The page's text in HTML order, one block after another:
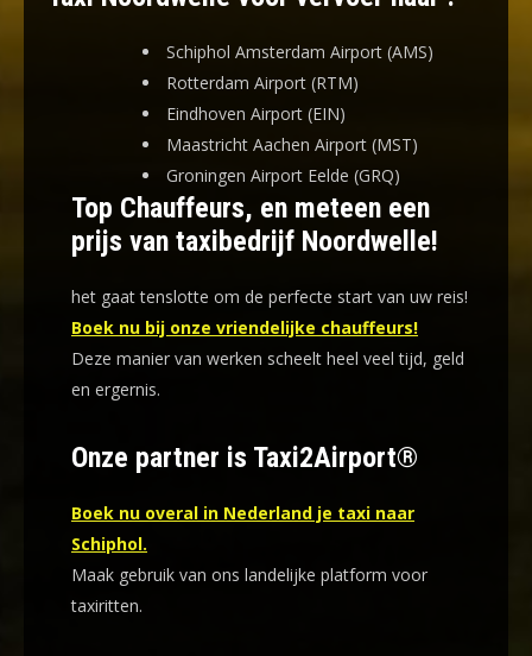
Schiphol Amsterdam Airport (AMS)
Rotterdam Airport (RTM)
Eindhoven Airport (EIN)
Maastricht Aachen Airport (MST)
Groningen Airport Eelde (GRQ)
Top Chauffeurs, en meteen een
prijs van taxibedrijf Noordwelle!
het gaat tenslotte om de perfecte start van uw reis!
Boek nu bij onze vriendelijke chauffeurs!
Deze manier van werken scheelt heel veel tijd, geld
en ergernis.
Onze partner is Taxi2Airport®
Boek nu overal in Nederland je taxi naar
Schiphol.
Maak gebruik van ons landelijke platform voor
taxiritten.